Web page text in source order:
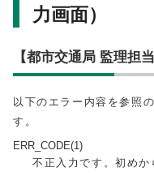
力画面）
【都市交通局 監理担
以下のエラー内容を参照
す。
ERR_CODE(1)
不正入力です。初めか